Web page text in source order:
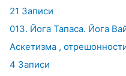
21 Записи
013. Йога Тапаса. Йога
Аскетизма ,
4 Записи